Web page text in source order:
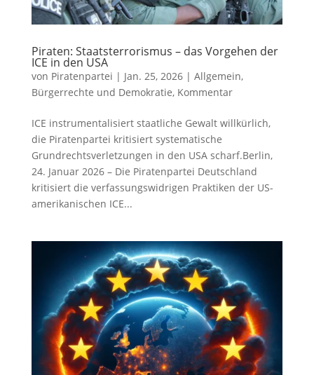
Piraten: Staatsterrorismus – das Vorgehen der
ICE in den USA
von Piratenpartei | Jan. 25, 2026| Allgemein,
Bürgerrechte und Demokratie, Kommentar
ICE instrumentalisiert staatliche Gewalt willkürlich,
die Piratenpartei kritisiert systematische
Grundrechtsverletzungen in den USA scharf.Berlin,
24. Januar 2026 – Die Piratenpartei Deutschland
kritisiert die verfassungswidrigen Praktiken der US-
amerikanischen ICE...